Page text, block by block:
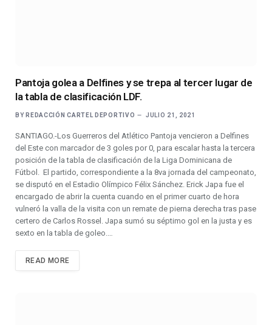
Pantoja golea a Delfines y se trepa al tercer lugar de
la tabla de clasificación LDF.
BY REDACCIÓN CARTEL DEPORTIVO JULIO 21, 2021
SANTIAGO.-Los Guerreros del Atlético Pantoja vencieron a Delfines
del Este con marcador de 3 goles por 0, para escalar hasta la tercera
posición de la tabla de clasificación de la Liga Dominicana de
Fútbol. El partido, correspondiente a la 8va jornada del campeonato,
se disputó en el Estadio Olímpico Félix Sánchez. Erick Japa fue el
encargado de abrir la cuenta cuando en el primer cuarto de hora
vulneró la valla de la visita con un remate de pierna derecha tras pase
certero de Carlos Rossel. Japa sumó su séptimo gol en la justa y es
sexto en la tabla de goleo.…
READ MORE